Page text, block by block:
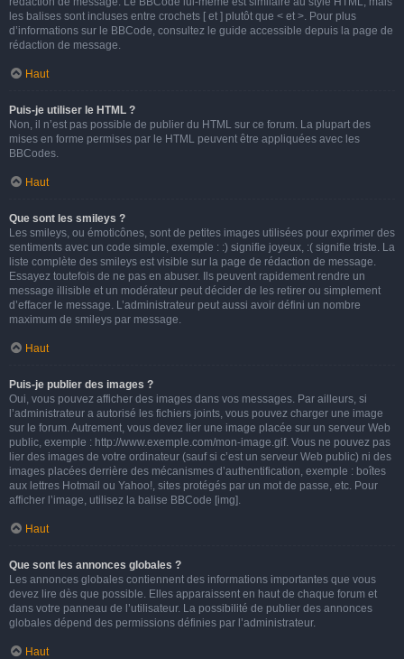
les balises sont incluses entre crochets [ et ] plutôt que < et >. Pour plus
d’informations sur le BBCode, consultez le guide accessible depuis la page de
rédaction de message.
Haut
Puis-je utiliser le HTML ?
Non, il n’est pas possible de publier du HTML sur ce forum. La plupart des
mises en forme permises par le HTML peuvent être appliquées avec les
BBCodes.
Haut
Que sont les smileys ?
Les smileys, ou émoticônes, sont de petites images utilisées pour exprimer des
sentiments avec un code simple, exemple : :) signifie joyeux, :( signifie triste. La
liste complète des smileys est visible sur la page de rédaction de message.
Essayez toutefois de ne pas en abuser. Ils peuvent rapidement rendre un
message illisible et un modérateur peut décider de les retirer ou simplement
d’effacer le message. L’administrateur peut aussi avoir défini un nombre
maximum de smileys par message.
Haut
Puis-je publier des images ?
Oui, vous pouvez afficher des images dans vos messages. Par ailleurs, si
l’administrateur a autorisé les fichiers joints, vous pouvez charger une image
sur le forum. Autrement, vous devez lier une image placée sur un serveur Web
public, exemple : http://www.exemple.com/mon-image.gif. Vous ne pouvez pas
lier des images de votre ordinateur (sauf si c’est un serveur Web public) ni des
images placées derrière des mécanismes d’authentification, exemple : boîtes
aux lettres Hotmail ou Yahoo!, sites protégés par un mot de passe, etc. Pour
afficher l’image, utilisez la balise BBCode [img].
Haut
Que sont les annonces globales ?
Les annonces globales contiennent des informations importantes que vous
devez lire dès que possible. Elles apparaissent en haut de chaque forum et
dans votre panneau de l’utilisateur. La possibilité de publier des annonces
globales dépend des permissions définies par l’administrateur.
Haut